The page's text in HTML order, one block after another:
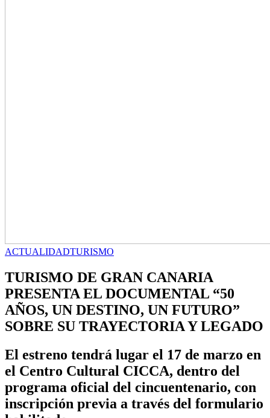
ACTUALIDADTURISMO
TURISMO DE GRAN CANARIA
PRESENTA EL DOCUMENTAL “50
AÑOS, UN DESTINO, UN FUTURO”
SOBRE SU TRAYECTORIA Y LEGADO
El estreno tendrá lugar el 17 de marzo en
el Centro Cultural CICCA, dentro del
programa oficial del cincuentenario, con
inscripción previa a través del formulario